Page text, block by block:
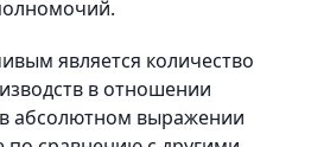
является количество
в отношении
абсолютном выражении